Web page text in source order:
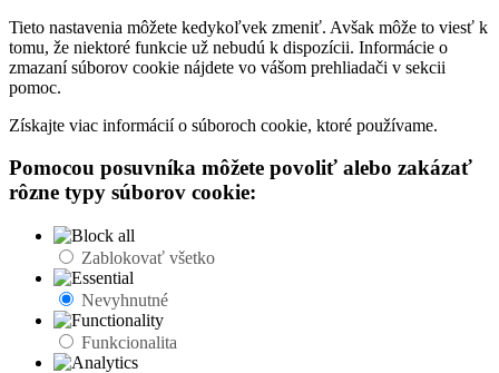
Tieto nastavenia môžete kedykoľvek zmeniť. Avšak môže to viesť k
tomu, že niektoré funkcie už nebudú k dispozícii. Informácie o
zmazaní súborov cookie nájdete vo vášom prehliadači v sekcii
pomoc.
Získajte viac informácií o súboroch cookie, ktoré používame.
Pomocou posuvníka môžete povoliť alebo zakázať
rôzne typy súborov cookie:
Zablokovať všetko
Nevyhnutné
Funkcionalita